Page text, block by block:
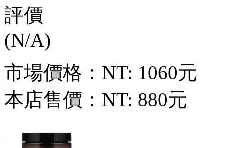
市場價格： NT: 1060元
本店售價： NT: 880元